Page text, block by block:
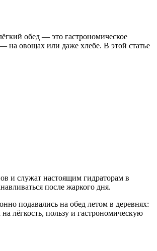
обед — это гастрономическое
на овощах или даже хлебе. В этой статье
и служат настоящим гидраторам в
после жаркого дня.
подавались на обед летом в деревнях:
лёгкость, пользу и гастрономическую